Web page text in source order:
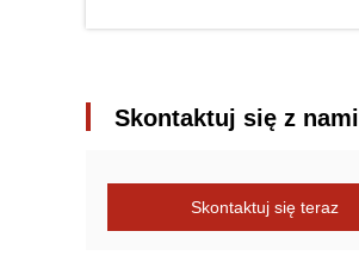
Skontaktuj się z nami
Skontaktuj się teraz